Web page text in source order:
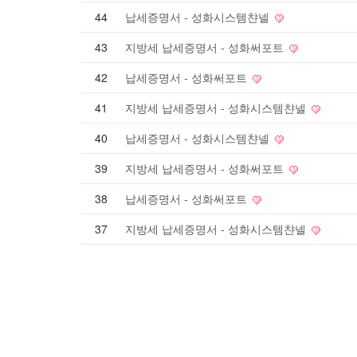
44 납세증명서 - 성화시스템챤넬
43
지방세 납세증명서 - 성화써포트
42
납세증명서 - 성화써포트
41
지방세 납세증명서 - 성화시스템챤넬
40
납세증명서 - 성화시스템챤넬
39
지방세 납세증명서 - 성화써포트
38
납세증명서 - 성화써포트
37
지방세 납세증명서 - 성화시스템챤넬